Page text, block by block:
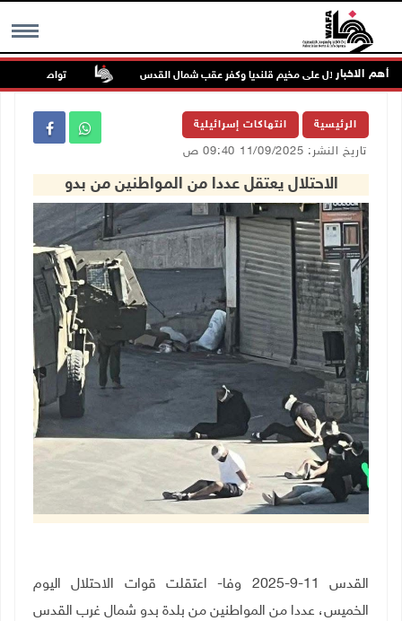
MENU أهم الاخبار تواصل انتهاكات
الرئيسية انتهاكات إسرائيلية
تاريخ النشر: 11/09/2025 09:40 ص
الاحتلال يعتقل عددا من المواطنين من بدو
القدس 11-9-2025 وفا- اعتقلت قوات الاحتلال اليوم
الخميس، عددا من المواطنين من بلدة بدو شمال غرب القدس